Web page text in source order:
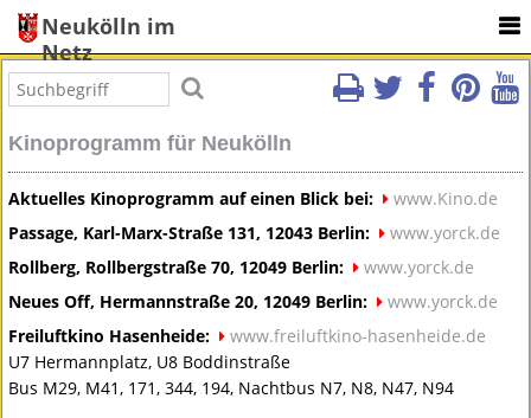
Neukölln im
Netz
Kinoprogramm für Neukölln
Aktuelles Kinoprogramm auf einen Blick bei:
www.Kino.de
Passage, Karl-Marx-Straße 131, 12043 Berlin:
www.yorck.de
Rollberg, Rollbergstraße 70, 12049 Berlin:
www.yorck.de
Neues Off, Hermannstraße 20, 12049 Berlin:
www.yorck.de
Freiluftkino Hasenheide:
www.freiluftkino-hasenheide.de
U7 Hermannplatz, U8 Boddinstraße
Bus M29, M41, 171, 344, 194, Nachtbus N7, N8, N47, N94